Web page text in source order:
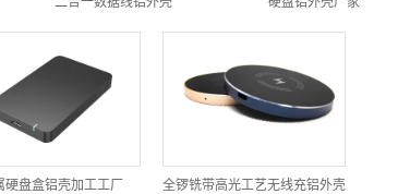
硬盘盒铝壳加工工厂 全锣铣带高光工艺无线充铝外壳